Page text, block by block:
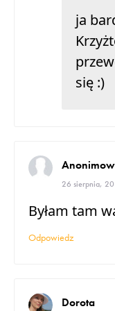
ja
się :)
26 sierpnia,
Byłam tam
Odpowiedz
Dorota